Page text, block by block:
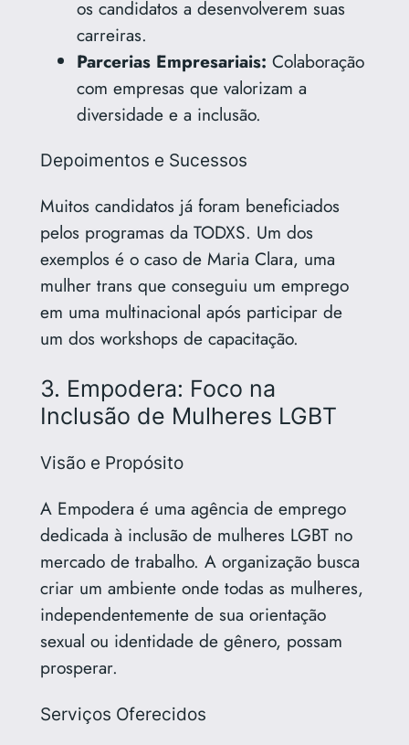
os candidatos a desenvolverem suas
carreiras.
Parcerias Empresariais: Colaboração
com empresas que valorizam a
diversidade e a inclusão.
Depoimentos e Sucessos
Muitos candidatos já foram beneficiados
pelos programas da TODXS. Um dos
exemplos é o caso de Maria Clara, uma
mulher trans que conseguiu um emprego
em uma multinacional após participar de
um dos workshops de capacitação.
3. Empodera: Foco na
Inclusão de Mulheres LGBT
Visão e Propósito
A Empodera é uma agência de emprego
dedicada à inclusão de mulheres LGBT no
mercado de trabalho. A organização busca
criar um ambiente onde todas as mulheres,
independentemente de sua orientação
sexual ou identidade de gênero, possam
prosperar.
Serviços Oferecidos